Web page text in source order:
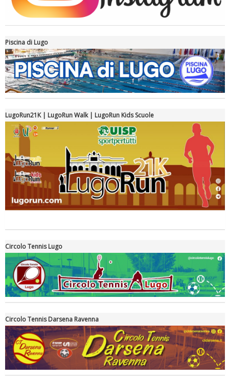
Luglio 2026: "Pensando con i piedi, si possono fare le
rivoluzioni"
Tiziano Pesce a Radio InBlu2000 traccia il bilancio della stagione
Ddl Lobby, Uisp: “Il Parlamento valorizzi le nostre specificità"
Piscina di Lugo
LugoRun21K | LugoRun Walk | LugoRun Kids Scuole
Circolo Tennis Lugo
Circolo Tennis Darsena Ravenna